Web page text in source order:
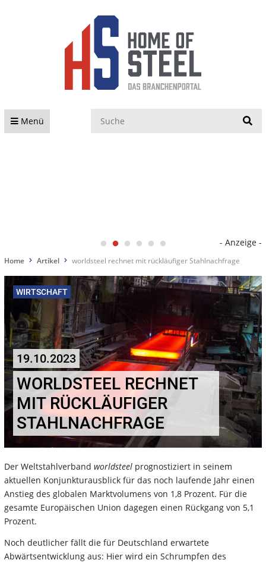
Menü
- Anzeige -
Home Artikel worldsteel rechnet mit rückläufiger Stahlnachfrage
WIRTSCHAFT
19.10.2023
WORLDSTEEL RECHNET
MIT RÜCKLÄUFIGER
STAHLNACHFRAGE
Der Weltstahlverband worldsteel prognostiziert in seinem
aktuellen Konjunkturausblick für das noch laufende Jahr einen
Anstieg des globalen Marktvolumens von 1,8 Prozent. Für die
gesamte Europäischen Union dagegen einen Rückgang von 5,1
Prozent.
Noch deutlicher fällt die für Deutschland erwartete
Abwärtsentwicklung aus: Hier wird ein Schrumpfen des